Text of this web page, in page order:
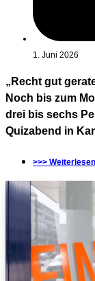
1. Juni 2026
„Recht gut
Noch bis zum
drei bis sechs
Quizabend in
>>> Weiterlesen